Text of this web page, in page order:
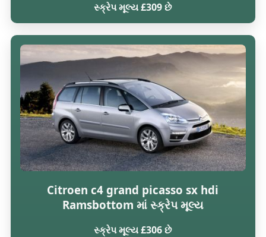
સ્ક્રેપ મૂલ્ય £309 છે
Citroen c4 grand picasso sx hdi
Ramsbottom માં સ્ક્રેપ મૂલ્ય
સ્ક્રેપ મૂલ્ય £306 છે